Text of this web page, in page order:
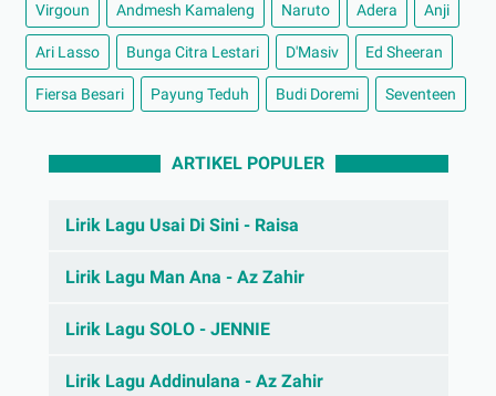
Virgoun Andmesh Kamaleng Naruto Adera Anji
Ari Lasso Bunga Citra Lestari D'Masiv Ed Sheeran
Fiersa Besari Payung Teduh Budi Doremi Seventeen
ARTIKEL POPULER
Lirik Lagu Usai Di Sini - Raisa
Lirik Lagu Man Ana - Az Zahir
Lirik Lagu SOLO - JENNIE
Lirik Lagu Addinulana - Az Zahir